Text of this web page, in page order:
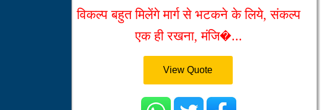
विकल्प बहुत मिलेंगे मार्ग से भटकने के लिये, संकल्प
एक ही रखना, मंजि�...
View Quote